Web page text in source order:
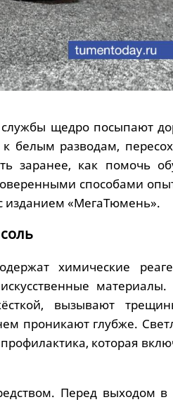
щедро посыпают
к белым разводам,
заранее, как помочь
способами
изданием «МегаТюмень».
химические
вызывают
проникают глубже.
которая
Перед выходом в